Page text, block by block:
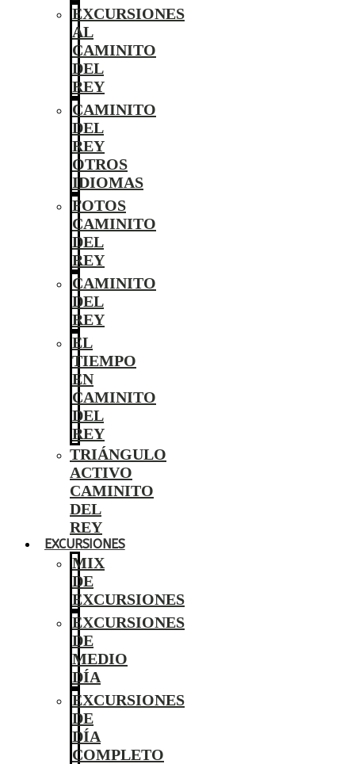
EXCURSIONES
AL
CAMINITO
DEL
REY
CAMINITO
DEL
REY
OTROS
IDIOMAS
FOTOS
CAMINITO
DEL
REY
CAMINITO
DEL
REY
EL
TIEMPO
EN
CAMINITO
DEL
REY
TRIÁNGULO
ACTIVO
CAMINITO
DEL
REY
EXCURSIONES
MIX
DE
EXCURSIONES
EXCURSIONES
DE
MEDIO
DÍA
EXCURSIONES
DE
DÍA
COMPLETO